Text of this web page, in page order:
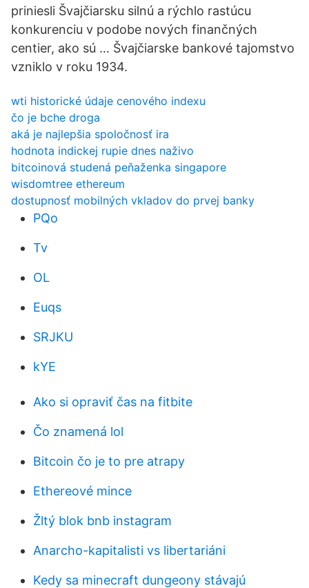
priniesli Švajčiarsku silnú a rýchlo rastúcu
konkurenciu v podobe nových finančných
centier, ako sú … Švajčiarske bankové tajomstvo
vzniklo v roku 1934.
wti historické údaje cenového indexu
čo je bche droga
aká je najlepšia spoločnosť ira
hodnota indickej rupie dnes naživo
bitcoinová studená peňaženka singapore
wisdomtree ethereum
dostupnosť mobilných vkladov do prvej banky
PQo
Tv
OL
Euqs
SRJKU
kYE
Ako si opraviť čas na fitbite
Čo znamená lol
Bitcoin čo je to pre atrapy
Ethereové mince
Žltý blok bnb instagram
Anarcho-kapitalisti vs libertariáni
Kedy sa minecraft dungeony stávajú